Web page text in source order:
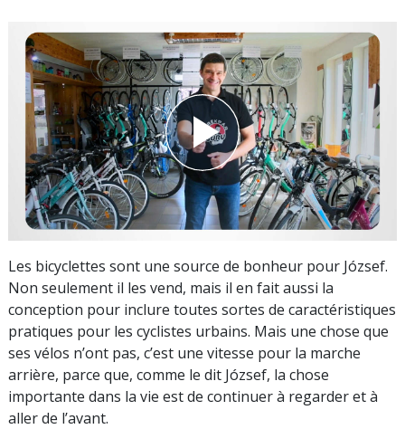
Les bicyclettes sont une source de bonheur pour József.
Non seulement il les vend, mais il en fait aussi la
conception pour inclure toutes sortes de caractéristiques
pratiques pour les cyclistes urbains. Mais une chose que
ses vélos n’ont pas, c’est une vitesse pour la marche
arrière, parce que, comme le dit József, la chose
importante dans la vie est de continuer à regarder et à
aller de l’avant.